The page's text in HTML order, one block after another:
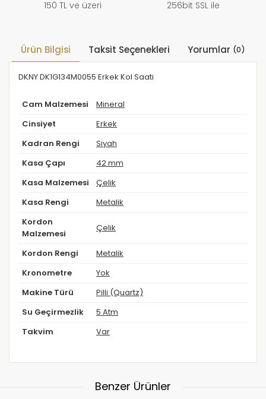
150 TL ve üzeri
256bit SSL ile
Ürün Bilgisi Taksit Seçenekleri Yorumlar (0)
DKNY DK1G134M0055 Erkek Kol Saati
Cam Malzemesi Mineral
Cinsiyet Erkek
Kadran Rengi Siyah
Kasa Çapı 42 mm
Kasa Malzemesi Çelik
Kasa Rengi Metalik
Kordon
Malzemesi
Çelik
Kordon Rengi Metalik
Kronometre Yok
Makine Türü Pilli (Quartz)
Su Geçirmezlik 5 Atm
Takvim Var
Benzer Ürünler